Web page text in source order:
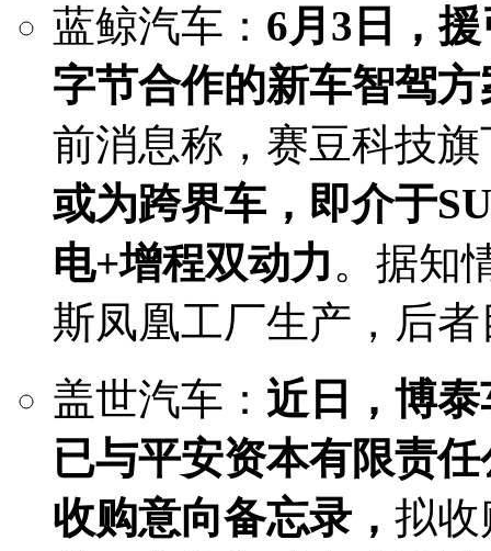
蓝鲸汽车： 6月3日，
字节合作的新车智驾方
前消息称，赛豆科技
或为跨界车，即介于
电+增程双动力。据知
斯凤凰工厂生产，后
盖世汽车： 近日，博
已与平安资本有限责
收购意向备忘录， 拟收